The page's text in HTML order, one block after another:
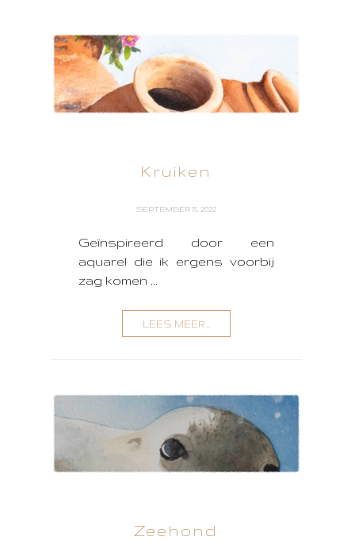
Kruiken
SEPTEMBER 15, 2022
Geïnspireerd door een
aquarel die ik ergens voorbij
zag komen ...
LEES MEER...
Zeehond